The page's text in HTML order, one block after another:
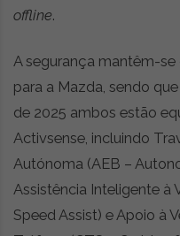
offline.
A segurança mantêm-
para a Mazda, sendo
de 2025 ambos estão
Activsense, incluindo
Autónoma (AEB –
Assistência Inteligente à
Speed Assist) e Apoio à